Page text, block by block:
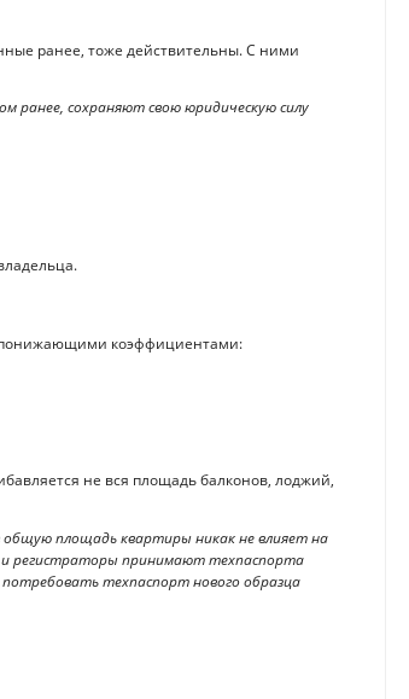
ранее, тоже действительны. С ними
ранее, сохраняют свою юридическую силу
понижающими коэффициентами:
не вся площадь балконов, лоджий,
общую площадь квартиры никак не влияет на
и регистраторы принимают техпаспорта
техпаспорт нового образца